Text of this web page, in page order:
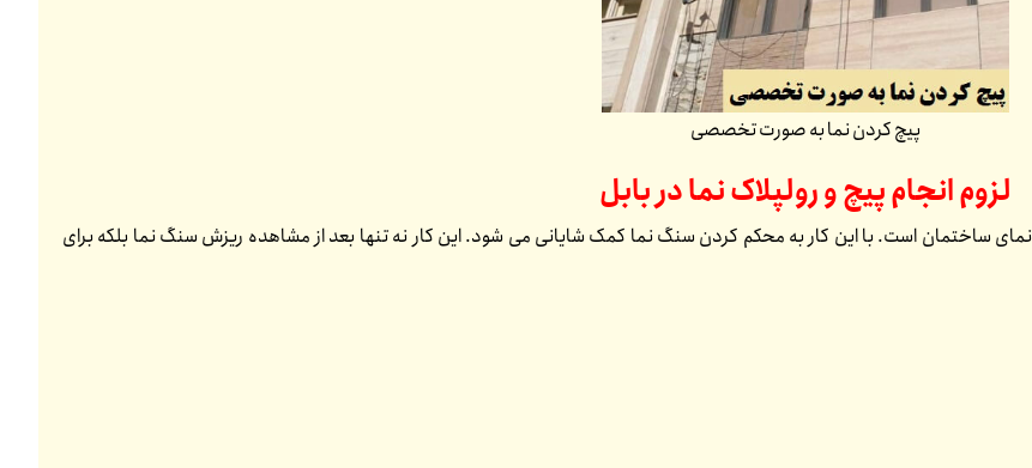
پیچ کردن نما به صورت تخصصی
لزوم انجام پیچ و رولپلاک نما دربابل
نمای ساختمان است. با این کار به محکم کردن سنگ نما کمک شایانی می شود. این کار نه تنها بعد از مشاهده ریزش سنگ نما بلکه برای